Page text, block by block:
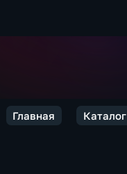
Главная Каталог